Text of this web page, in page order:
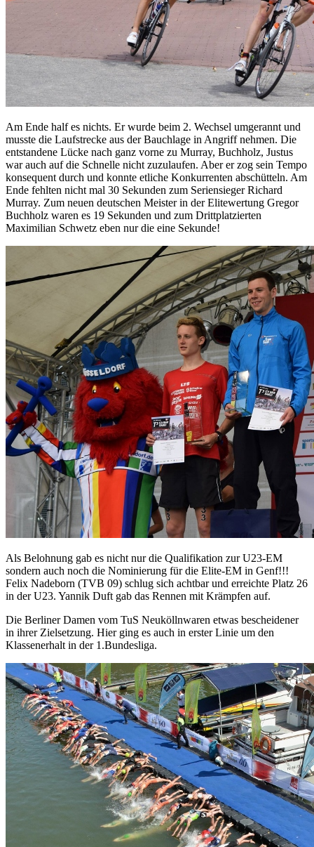
Am Ende half es nichts. Er wurde beim 2. Wechsel umgerannt und
musste die Laufstrecke aus der Bauchlage in Angriff nehmen. Die
entstandene Lücke nach ganz vorne zu Murray, Buchholz, Justus
war auch auf die Schnelle nicht zuzulaufen. Aber er zog sein Tempo
konsequent durch und konnte etliche Konkurrenten abschütteln. Am
Ende fehlten nicht mal 30 Sekunden zum Seriensieger Richard
Murray. Zum neuen deutschen Meister in der Elitewertung Gregor
Buchholz waren es 19 Sekunden und zum Drittplatzierten
Maximilian Schwetz eben nur die eine Sekunde!
Als Belohnung gab es nicht nur die Qualifikation zur U23-EM
sondern auch noch die Nominierung für die Elite-EM in Genf!!!
Felix Nadeborn (TVB 09) schlug sich achtbar und erreichte Platz 26
in der U23. Yannik Duft gab das Rennen mit Krämpfen auf.
Die Berliner Damen vom TuS Neuköllnwaren etwas bescheidener
in ihrer Zielsetzung. Hier ging es auch in erster Linie um den
Klassenerhalt in der 1.Bundesliga.